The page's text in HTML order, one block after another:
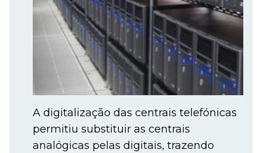
A digitalização das centrais telefónicas
permitiu substituir as centrais
analógicas pelas digitais, trazendo